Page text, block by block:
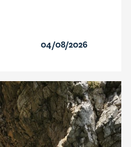
04/08/2026